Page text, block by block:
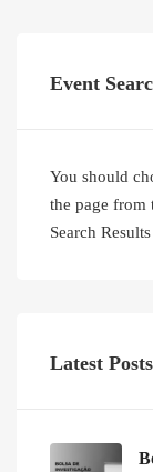
Event
You should
the page from
Search
Latest Posts